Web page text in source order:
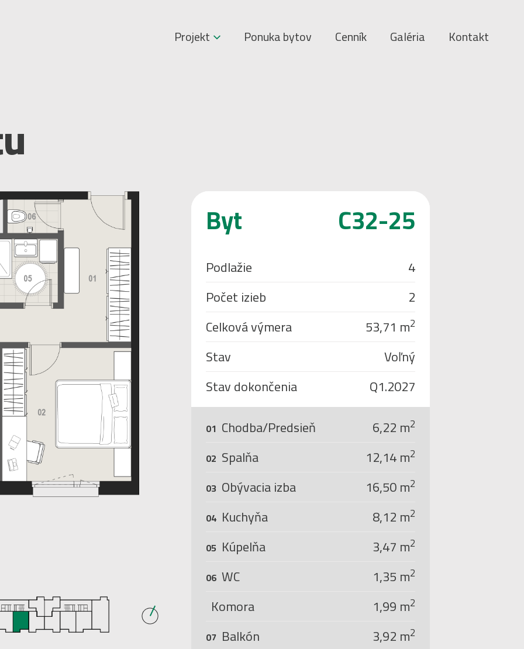
Projekt Ponuka bytov Cenník Galéria Kontakt
Byt C32-25
Podlažie
4
Počet izieb
2
Celková výmera
53,71 m2
Stav
Voľný
Stav dokončenia
Q1.2027
01 Chodba/Predsieň 6,22 m2
02 Spalňa 12,14 m2
03 Obývacia izba 16,50 m2
04 Kuchyňa 8,12 m2
05 Kúpelňa 3,47 m2
06 WC 1,35 m2
Komora 1,99 m2
07 Balkón 3,92 m2